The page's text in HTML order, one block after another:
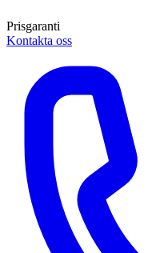
Prisgaranti
Kontakta oss